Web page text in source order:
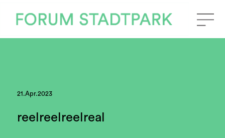
21.Apr.2023
reelreelreelreal